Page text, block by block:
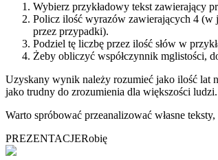
Wybierz przykładowy tekst zawierający
Policz ilość wyrazów zawierających 4 (w
przez przypadki).
Podziel tę liczbę przez ilość słów w
Żeby obliczyć współczynnik mglistości,
Uzyskany wynik należy rozumieć jako ilość lat
jako trudny do zrozumienia dla większości ludzi.
Warto spróbować przeanalizować własne
PREZENTACJERobię